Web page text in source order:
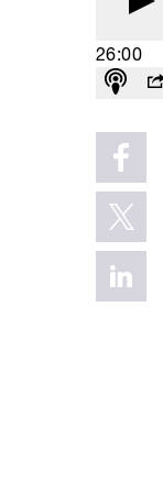
26:00